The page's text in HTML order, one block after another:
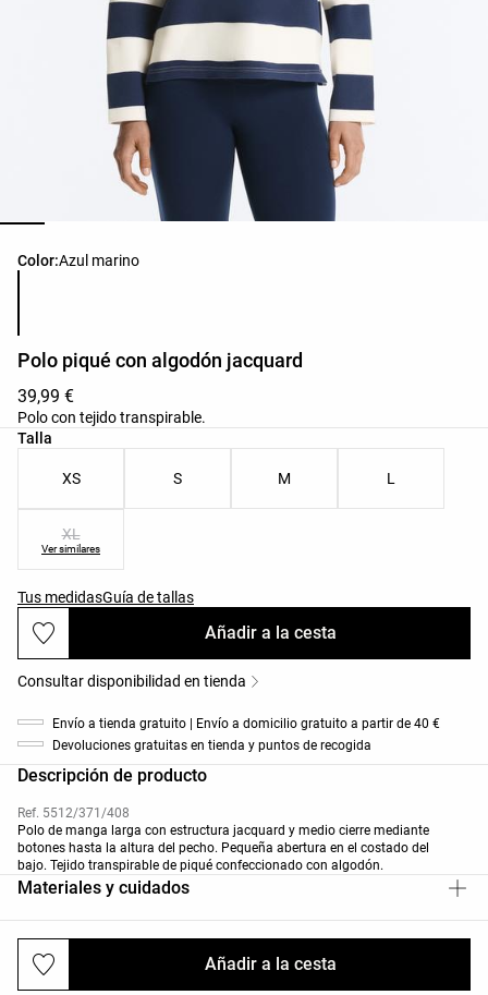
Color:Azul marino
Lista de colores del producto
Polo piqué con algodón jacquard
39,99 €
Polo con tejido transpirable.
Talla
Lista de tallas del producto
XS S M L
XL
Ver similares
Tus medidasGuía de tallas
Añadir a la cesta
Añadir a la cesta
Consultar disponibilidad en tienda
Envío a tienda gratuito | Envío a domicilio gratuito a partir de 40 €
Devoluciones gratuitas en tienda y puntos de recogida
Descripción de producto
Ref. 5512/371/408
Polo de manga larga con estructura jacquard y medio cierre mediante
botones hasta la altura del pecho. Pequeña abertura en el costado del
bajo. Tejido transpirable de piqué confeccionado con algodón.
Materiales y cuidados
Envíos y devoluciones